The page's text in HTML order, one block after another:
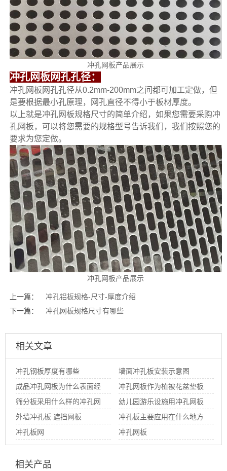
冲孔网板产品展示
冲孔网板网孔孔径：
冲孔网板网孔孔径从0.2mm-200mm之间都可加工定做，但
是要根据最小孔原理，网孔直径不得小于板材厚度。
以上就是冲孔网板规格尺寸的简单介绍，如果您需要采购冲
孔网板，可以将您需要的规格型号告诉我们，我们按照您的
要求为您定做。
冲孔网板产品展示
上一篇：
冲孔铝板规格-尺寸-厚度介绍
下一篇：
冲孔网板规格尺寸有哪些
相关文章
冲孔钢板厚度有哪些
墙面冲孔板安装示意图
成品冲孔网板为什么表面经
常有油渍
冲孔网板作为植被花盆垫板
使用
筛分板采用什么样的冲孔网
板生产
幼儿园游乐设施用冲孔网板
定做
外墙冲孔板 遮挡网板
冲孔板主要应用在什么地方
冲孔板网
冲孔网板
相关产品